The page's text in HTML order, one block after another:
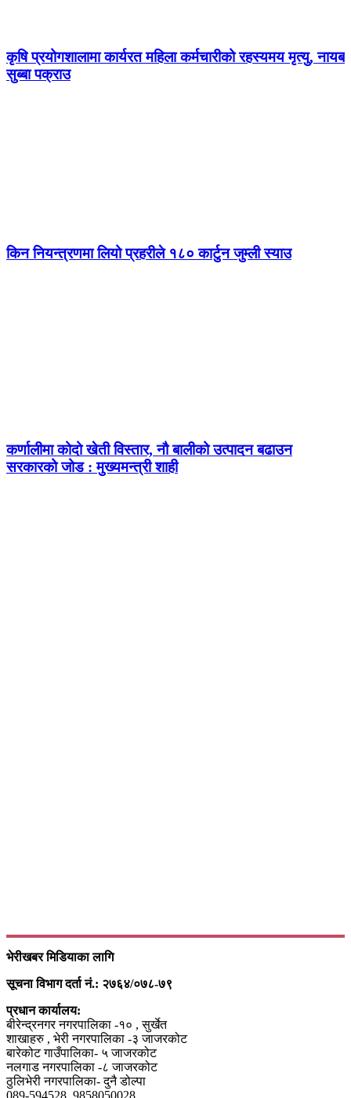
कृषि प्रयोगशालामा कार्यरत महिला कर्मचारीको रहस्यमय मृत्यु, नायब
सुब्बा पक्राउ
किन नियन्त्रणमा लियो प्रहरीले १८० कार्टुन जुम्ली स्याउ
कर्णालीमा कोदो खेती विस्तार, नौ बालीको उत्पादन बढाउन
सरकारको जोड : मुख्यमन्त्री शाही
भेरीखबर मिडियाका लागि
सूचना विभाग दर्ता नं.: २७६४/०७८-७९
प्रधान कार्यालय:
बीरेन्द्रनगर नगरपालिका -१० , सुर्खेत
शाखाहरु , भेरी नगरपालिका -३ जाजरकोट
बारेकोट गाउँपालिका- ५ जाजरकोट
नलगाड नगरपालिका -८ जाजरकोट
ठुलिभेरी नगरपालिका- दुनै डोल्पा
089-594528, 9858050028,